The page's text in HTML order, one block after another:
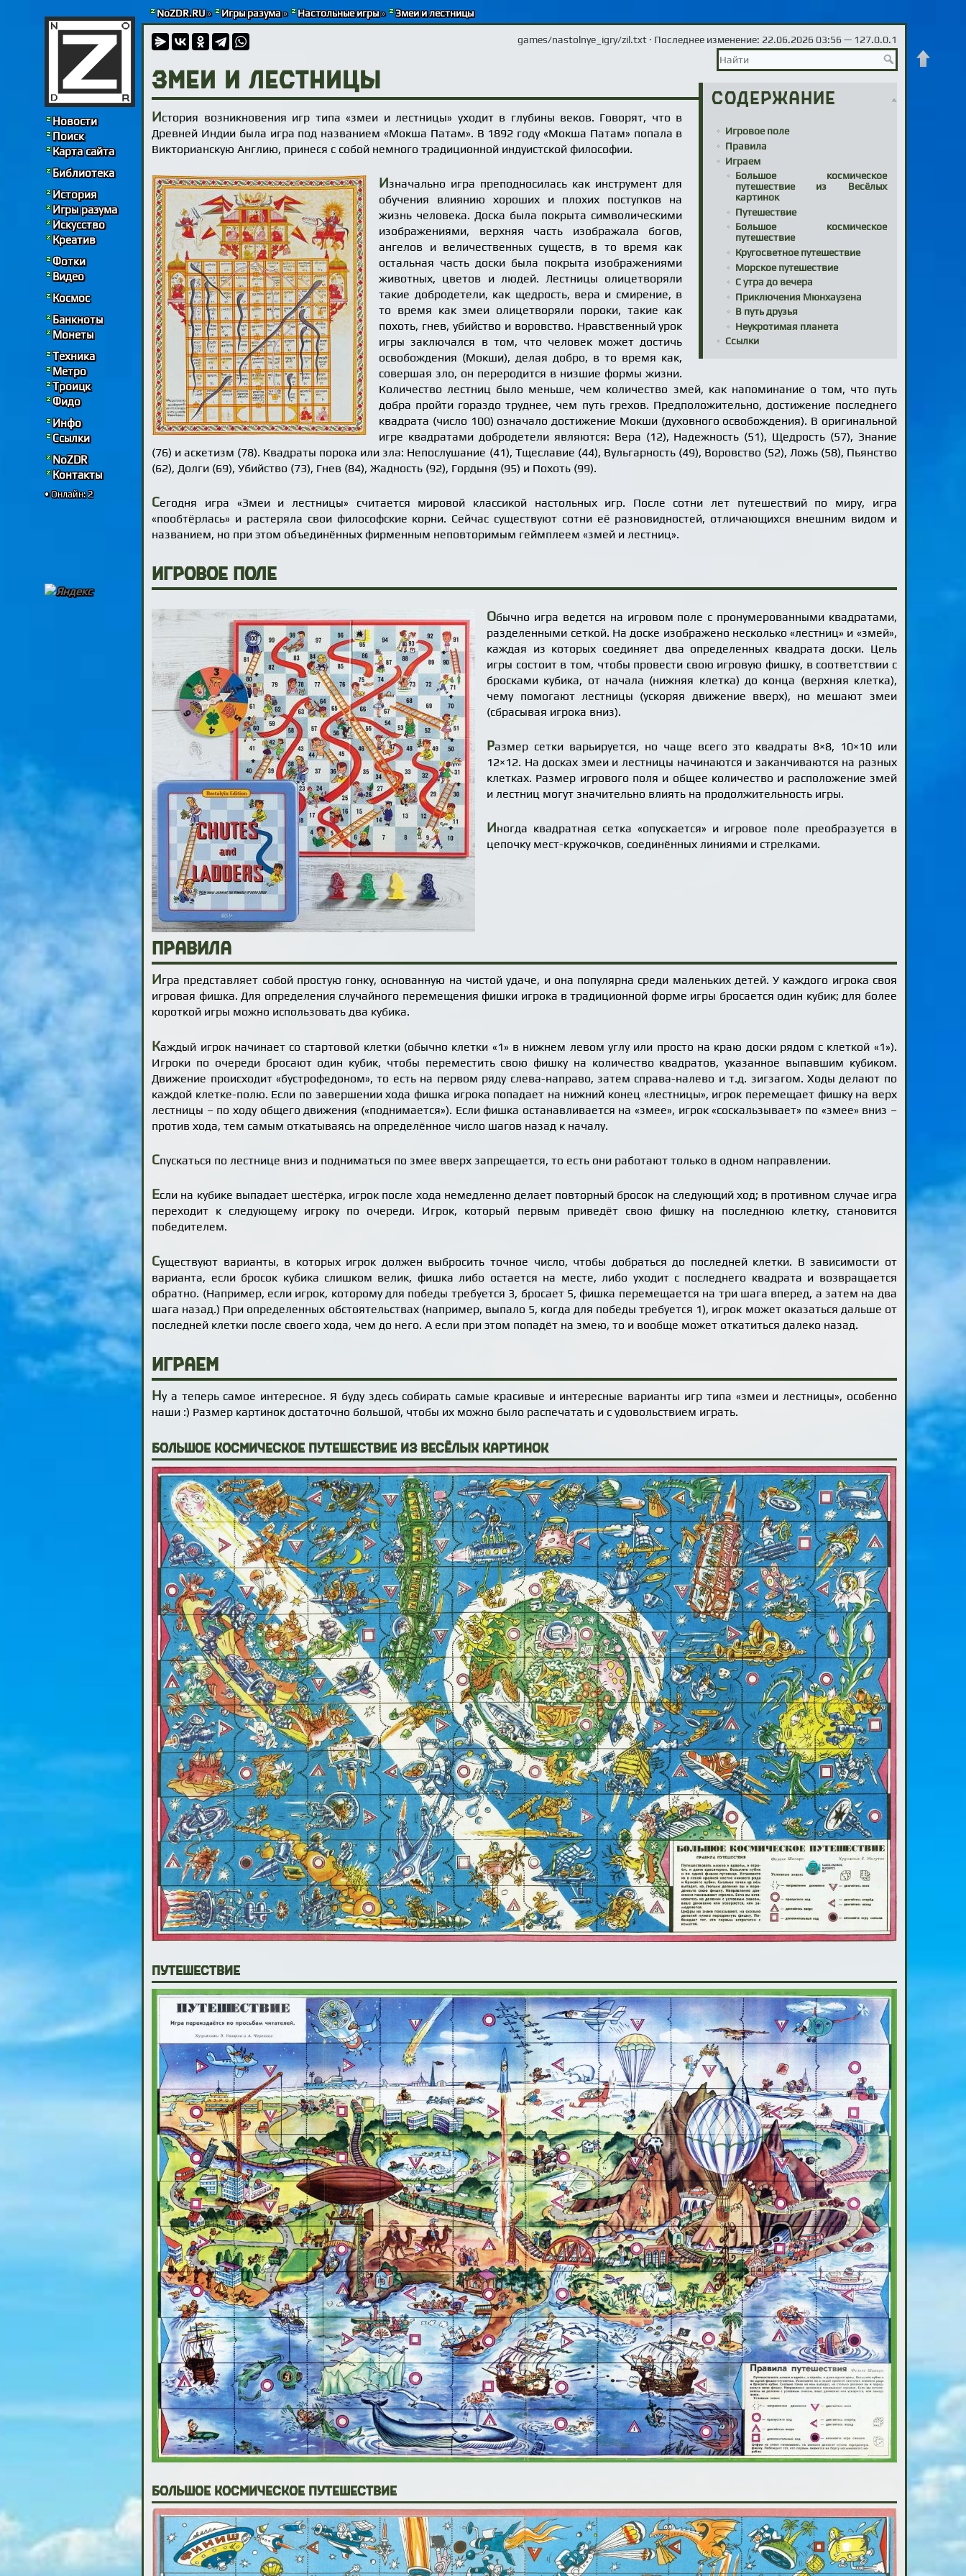
NoZDR.RU» Игры разума» Настольные игры» Змеи и лестницы
Новости
Поиск
Карта сайта
Библиотека
История
Игры разума
Искусство
Креатив
Фотки
Видео
Космос
Банкноты
Монеты
Техника
Метро
Троицк
Фидо
Инфо
Ссылки
NoZDR
Контакты
• Онлайн: 2
games/nastolnye_igry/zil.txt· Последнее изменение: 22.06.2026 03:56 — 127.0.0.1
Содержание
Игровое поле
Правила
Играем
Большое космическое
путешествие из Весёлых
картинок
Путешествие
Большое космическое
путешествие
Кругосветное путешествие
Морское путешествие
С утра до вечера
Приключения Мюнхаузена
В путь друзья
Неукротимая планета
Ссылки
Змеи и лестницы
История возникновения игр типа «змеи и лестницы» уходит в глубины веков. Говорят, что в
Древней Индии была игра под названием «Мокша Патам». В 1892 году «Мокша Патам» попала в
Викторианскую Англию, принеся с собой немного традиционной индуистской философии.
Изначально игра преподносилась как инструмент для
обучения влиянию хороших и плохих поступков на
жизнь человека. Доска была покрыта символическими
изображениями, верхняя часть изображала богов,
ангелов и величественных существ, в то время как
остальная часть доски была покрыта изображениями
животных, цветов и людей. Лестницы олицетворяли
такие добродетели, как щедрость, вера и смирение, в
то время как змеи олицетворяли пороки, такие как
похоть, гнев, убийство и воровство. Нравственный урок
игры заключался в том, что человек может достичь
освобождения (Мокши), делая добро, в то время как,
совершая зло, он переродится в низшие формы жизни.
Количество лестниц было меньше, чем количество змей, как напоминание о том, что путь
добра пройти гораздо труднее, чем путь грехов. Предположительно, достижение последнего
квадрата (число 100) означало достижение Мокши (духовного освобождения). В оригинальной
игре квадратами добродетели являются: Вера (12), Надежность (51), Щедрость (57), Знание
(76) и аскетизм (78). Квадраты порока или зла: Непослушание (41), Тщеславие (44), Вульгарность (49), Воровство (52), Ложь (58), Пьянство
(62), Долги (69), Убийство (73), Гнев (84), Жадность (92), Гордыня (95) и Похоть (99).
Сегодня игра «Змеи и лестницы» считается мировой классикой настольных игр. После сотни лет путешествий по миру, игра
«пообтёрлась» и растеряла свои философские корни. Сейчас существуют сотни её разновидностей, отличающихся внешним видом и
названием, но при этом объединённых фирменным неповторимым геймплеем «змей и лестниц».
Игровое поле
Обычно игра ведется на игровом поле с пронумерованными квадратами,
разделенными сеткой. На доске изображено несколько «лестниц» и «змей»,
каждая из которых соединяет два определенных квадрата доски. Цель
игры состоит в том, чтобы провести свою игровую фишку, в соответствии с
бросками кубика, от начала (нижняя клетка) до конца (верхняя клетка),
чему помогают лестницы (ускоряя движение вверх), но мешают змеи
(сбрасывая игрока вниз).
Размер сетки варьируется, но чаще всего это квадраты 8×8, 10×10 или
12×12. На досках змеи и лестницы начинаются и заканчиваются на разных
клетках. Размер игрового поля и общее количество и расположение змей
и лестниц могут значительно влиять на продолжительность игры.
Иногда квадратная сетка «опускается» и игровое поле преобразуется в
цепочку мест-кружочков, соединённых линиями и стрелками.
Правила
Игра представляет собой простую гонку, основанную на чистой удаче, и она популярна среди маленьких детей. У каждого игрока своя
игровая фишка. Для определения случайного перемещения фишки игрока в традиционной форме игры бросается один кубик; для более
короткой игры можно использовать два кубика.
Каждый игрок начинает со стартовой клетки (обычно клетки «1» в нижнем левом углу или просто на краю доски рядом с клеткой «1»).
Игроки по очереди бросают один кубик, чтобы переместить свою фишку на количество квадратов, указанное выпавшим кубиком.
Движение происходит «бустрофедоном», то есть на первом ряду слева-направо, затем справа-налево и т.д. зигзагом. Ходы делают по
каждой клетке-полю. Если по завершении хода фишка игрока попадает на нижний конец «лестницы», игрок перемещает фишку на верх
лестницы – по ходу общего движения («поднимается»). Если фишка останавливается на «змее», игрок «соскальзывает» по «змее» вниз –
против хода, тем самым откатываясь на определённое число шагов назад к началу.
Спускаться по лестнице вниз и подниматься по змее вверх запрещается, то есть они работают только в одном направлении.
Если на кубике выпадает шестёрка, игрок после хода немедленно делает повторный бросок на следующий ход; в противном случае игра
переходит к следующему игроку по очереди. Игрок, который первым приведёт свою фишку на последнюю клетку, становится
победителем.
Существуют варианты, в которых игрок должен выбросить точное число, чтобы добраться до последней клетки. В зависимости от
варианта, если бросок кубика слишком велик, фишка либо остается на месте, либо уходит с последнего квадрата и возвращается
обратно. (Например, если игрок, которому для победы требуется 3, бросает 5, фишка перемещается на три шага вперед, а затем на два
шага назад.) При определенных обстоятельствах (например, выпало 5, когда для победы требуется 1), игрок может оказаться дальше от
последней клетки после своего хода, чем до него. А если при этом попадёт на змею, то и вообще может откатиться далеко назад.
Играем
Ну а теперь самое интересное. Я буду здесь собирать самые красивые и интересные варианты игр типа «змеи и лестницы», особенно
наши :) Размер картинок достаточно большой, чтобы их можно было распечатать и с удовольствием играть.
Большое космическое путешествие из Весёлых картинок
Путешествие
Большое космическое путешествие
Наверх